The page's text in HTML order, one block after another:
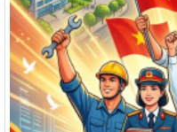
lượt xem: 297 | lượt tải:56
01/NQ-HĐND
Nghị quyết về việc xác
nhân dân xã Hưng Thịnh
Thời gian đăng: 17/04/
lượt xem: 258 | lượt tải:51